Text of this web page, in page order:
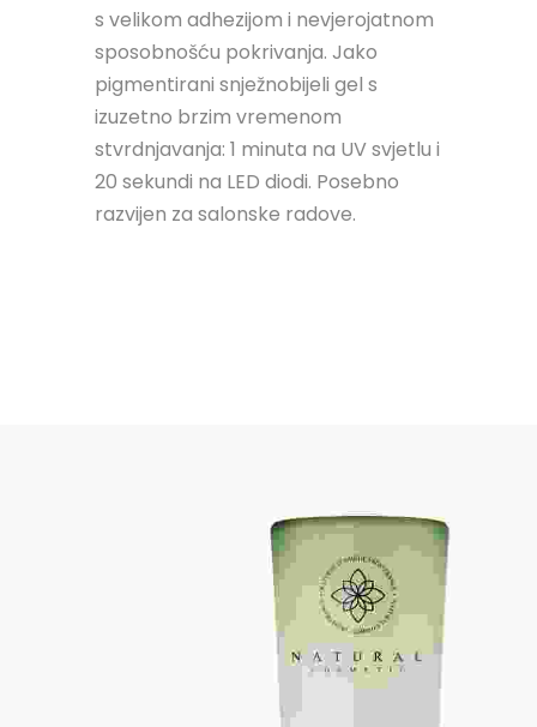
s velikom adhezijom i nevjerojatnom
sposobnošću pokrivanja. Jako
pigmentirani snježnobijeli gel s
izuzetno brzim vremenom
stvrdnjavanja: 1 minuta na UV svjetlu i
20 sekundi na LED diodi. Posebno
razvijen za salonske radove.